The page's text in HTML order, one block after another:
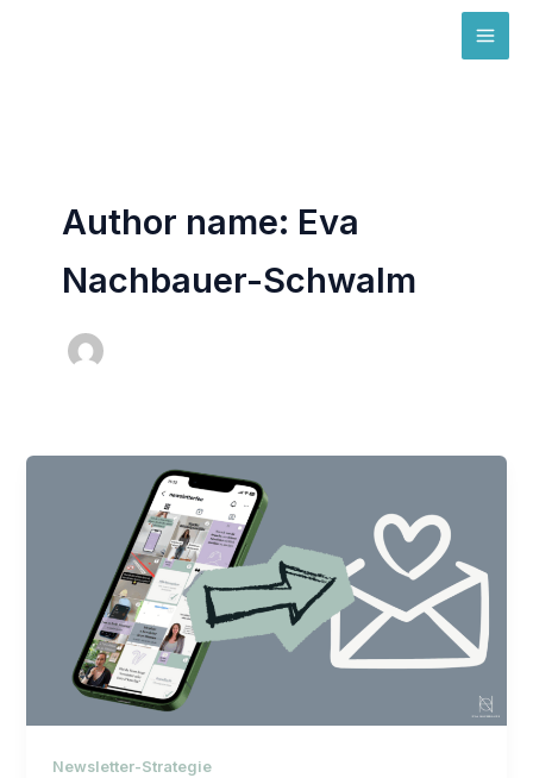
Author name: Eva
Nachbauer-Schwalm
Newsletter-Strategie